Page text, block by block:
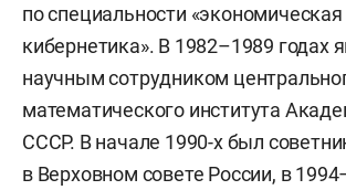
по специальности «экономическая
кибернетика». В 1982–1989 годах
научным сотрудником
математического института
СССР. В начале 1990-х был
в Верховном совете России, в